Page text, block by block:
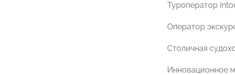
Туроператор
Оператор
Столичная
Инновационное